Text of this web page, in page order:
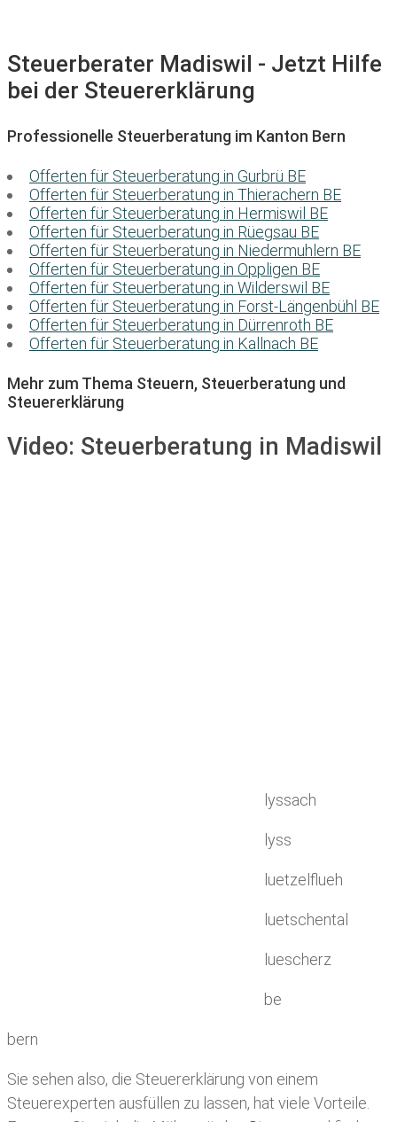
Steuerberater Madiswil - Jetzt Hilfe
bei der Steuererklärung
Professionelle Steuerberatung im Kanton Bern
Offerten für Steuerberatung in Gurbrü BE
Offerten für Steuerberatung in Thierachern BE
Offerten für Steuerberatung in Hermiswil BE
Offerten für Steuerberatung in Rüegsau BE
Offerten für Steuerberatung in Niedermuhlern BE
Offerten für Steuerberatung in Oppligen BE
Offerten für Steuerberatung in Wilderswil BE
Offerten für Steuerberatung in Forst-Längenbühl BE
Offerten für Steuerberatung in Dürrenroth BE
Offerten für Steuerberatung in Kallnach BE
Mehr zum Thema Steuern, Steuerberatung und
Steuererklärung
Video: Steuerberatung in Madiswil
lyssach
lyss
luetzelflueh
luetschental
luescherz
be
bern
Sie sehen also, die Steuererklärung von einem
Steuerexperten ausfüllen zu lassen, hat viele Vorteile.